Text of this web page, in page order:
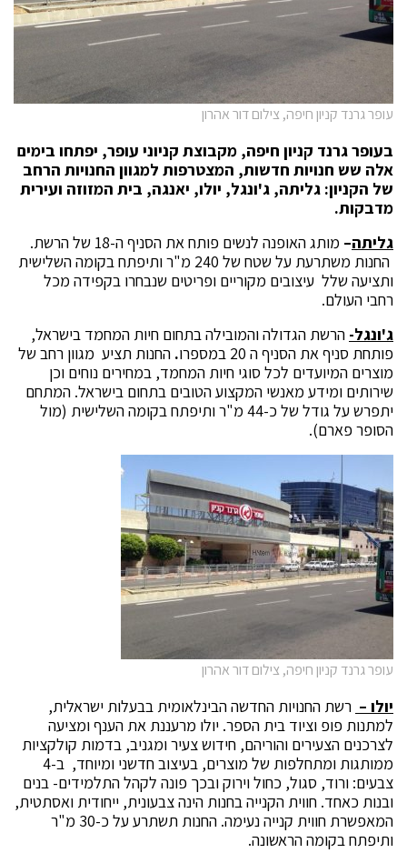
עופר גרנד קניון חיפה, צילום דור אהרון
בעופר גרנד קניון חיפה, מקבוצת קניוני עופר, יפתחו בימים
אלה שש חנויות חדשות, המצטרפות למגוון החנויות הרחב
של הקניון: גליתה, ג'ונגל, יולו, יאנגה, בית המזוזה ועירית
מדבקות.
גליתה–
מותג האופנה לנשים פותח את הסניף ה-18 של הרשת.
החנות משתרעת על שטח של 240 מ"ר ותיפתח בקומה השלישית
ותציעה שלל עיצובים מקוריים ופריטים שנבחרו בקפידה מכל
רחבי העולם.
ג'ונגל- הרשת הגדולה והמובילה בתחום חיות המחמד בישראל,
פותחת סניף את הסניף ה 20 במספרו
. החנות תציע מגוון רחב של
מוצרים המיועדים לכל סוגי חיות המחמד, במחירים נוחים וכן
שירותים ומידע מאנשי המקצוע הטובים בתחום בישראל. המתחם
יתפרש על גודל של כ-44 מ"ר ותיפתח בקומה השלישית (מול
הסופר פארם).
עופר גרנד קניון חיפה, צילום דור אהרון
יולו – רשת החנויות החדשה הבינלאומית בבעלות ישראלית,
למתנות פופ וציוד בית הספר. יולו מרעננת את הענף ומציעה
לצרכנים הצעירים והוריהם, חידוש צעיר ומגניב, בדמות קולקציות
ממותגות ומתחלפות של מוצרים, בעיצוב חדשני ומיוחד, ב-4
צבעים: ורוד, סגול, כחול וירוק ובכך פונה לקהל התלמידים- בנים
ובנות כאחד. חווית הקנייה בחנות הינה צבעונית, ייחודית ואסתטית,
המאפשרת חווית קנייה נעימה. החנות תשתרע על כ-30 מ"ר
ותיפתח בקומה הראשונה.